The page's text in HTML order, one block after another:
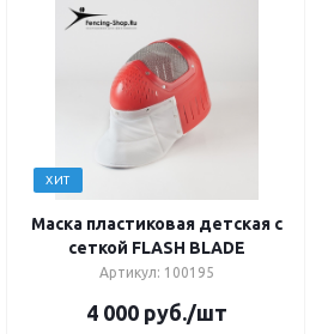
ХИТ
Маска пластиковая детская с
сеткой FLASH BLADE
Артикул: 100195
4 000руб./шт